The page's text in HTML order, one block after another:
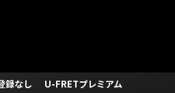
録なし U-FRETプレミアム